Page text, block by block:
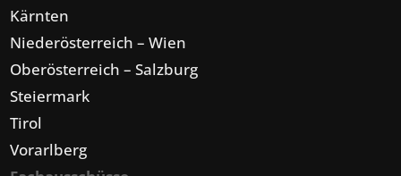
Kärnten
Niederösterreich – Wien
Oberösterreich – Salzburg
Steiermark
Tirol
Vorarlberg